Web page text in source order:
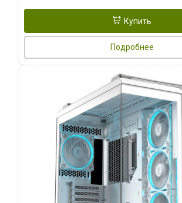
Купить
Подробнее